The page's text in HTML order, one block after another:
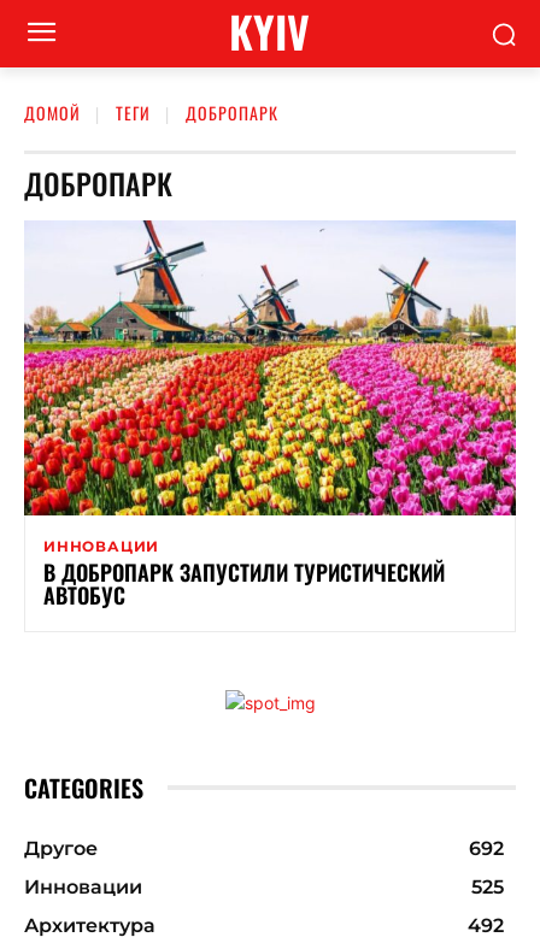
KYIV
ДОМОЙ ТЕГИ ДОБРОПАРК
ДОБРОПАРК
ИННОВАЦИИ
В ДОБРОПАРК ЗАПУСТИЛИ ТУРИСТИЧЕСКИЙ
АВТОБУС
CATEGORIES
Другое
692
Инновации
525
Архитектура
492